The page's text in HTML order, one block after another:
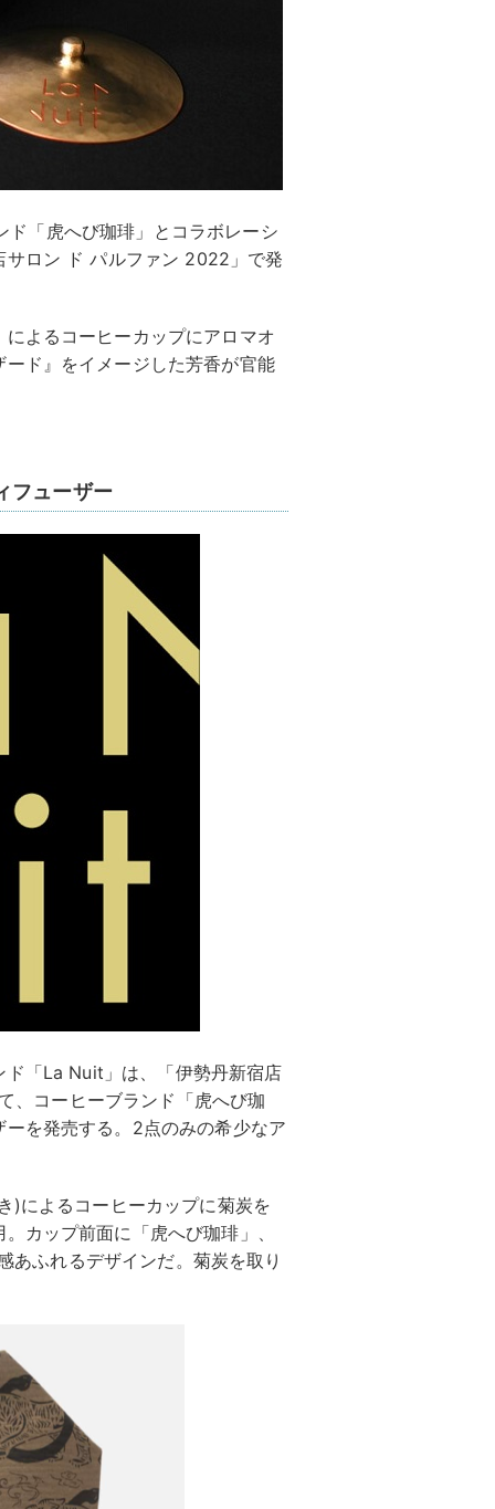
「虎へび珈琲」とコラボレーシ
サロン ド パルファン 2022」で発
よるコーヒーカップにアロマオ
ド』をイメージした芳香が官能
フューザー
「La Nuit」は、「伊勢丹新宿店
、コーヒーブランド「虎へび珈
を発売する。2点のみの希少なア
)によるコーヒーカップに菊炭を
カップ前面に「虎へび珈琲」、
ふれるデザインだ。菊炭を取り